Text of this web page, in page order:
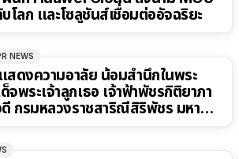
โลก และโซลูชันส์เชื่อมต่ออัจฉริยะ
NEWS
แสดงความอาลัย น้อมสำนึกในพระ
พระเจ้าลูกเธอ เจ้าฟ้าพัชรกิติยาภา
กรมหลวงราชสาริณีสิริพัชร มหา